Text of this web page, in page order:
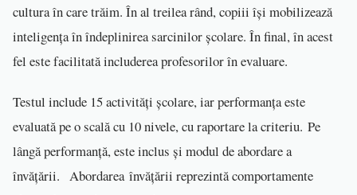
cultura în care trăim. În al treilea rând, copiii își mobilizează
inteligența în îndeplinirea sarcinilor școlare. În final, în acest
fel este facilitată includerea profesorilor în evaluare.
Testul include 15 activități școlare, iar performanța este
evaluată pe o scală cu 10 nivele, cu raportare la criteriu. Pe
lângă performanță, este inclus și modul de abordare a
învățării. Abordarea învățării reprezintă comportamente